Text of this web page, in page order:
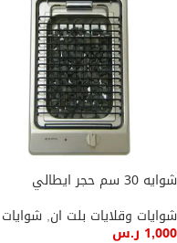
شوايه 30 سم حجر ايطالي
شوايات وقلايات بلت ان, شوايات
1,000 ر.س